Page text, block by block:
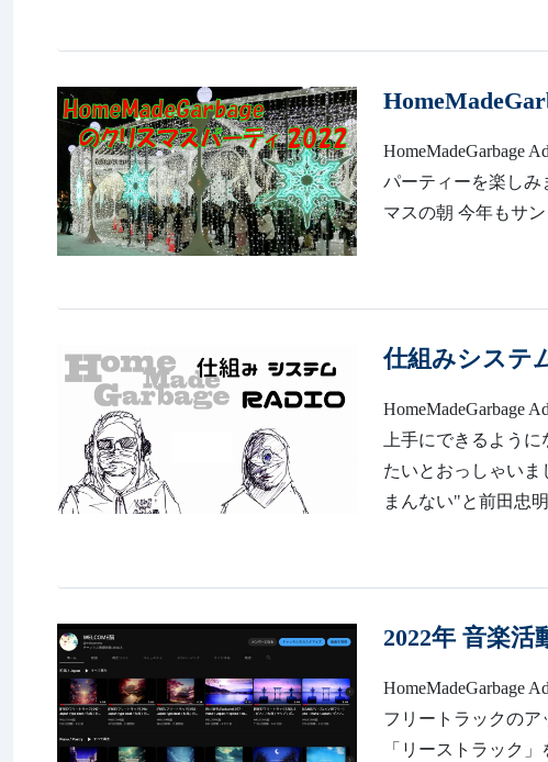
HomeMadeGarbage
パーティーを楽しみ
マスの朝 今年もサ
仕組みシステ
HomeMadeGarbage
上手にできるよう
たいとおっしゃい
まんない"と前田忠
2022年 音楽活
HomeMadeGarbage
フリートラックのア
「リーストラック